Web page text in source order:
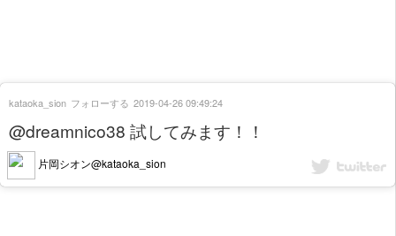
@dreamnico38 試してみます！！
片岡シオン@kataoka_sion
kataoka_sion フォローする 2019-04-26 09:49:24